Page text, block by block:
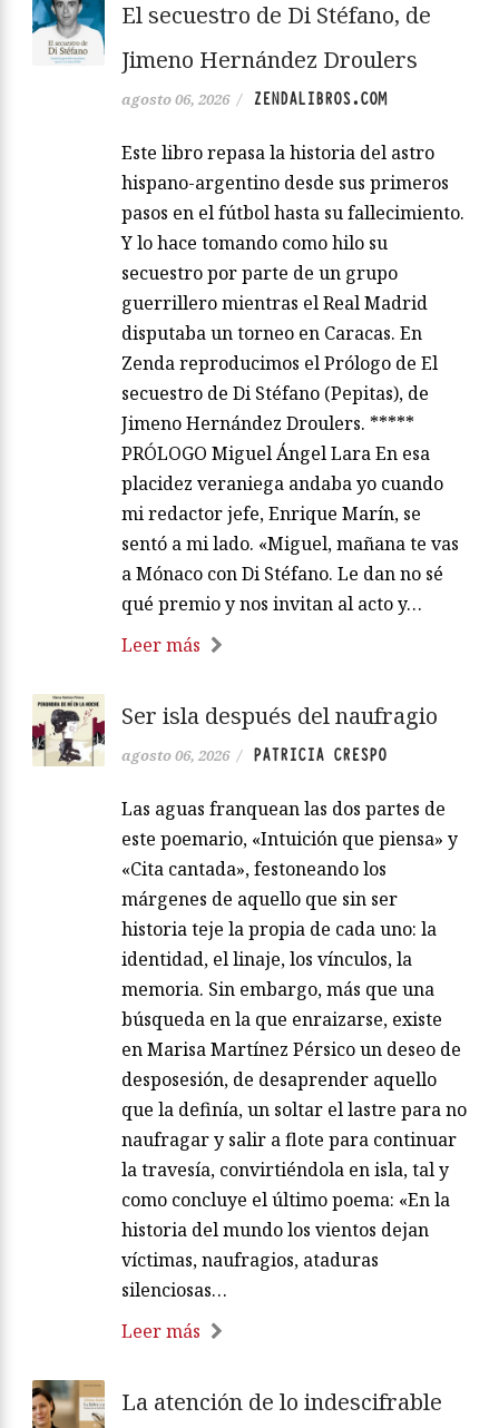
El secuestro de Di Stéfano, de
Jimeno Hernández Droulers
agosto 06, 2026 / ZENDALIBROS.COM
Este libro repasa la historia del astro
hispano-argentino desde sus primeros
pasos en el fútbol hasta su fallecimiento.
Y lo hace tomando como hilo su
secuestro por parte de un grupo
guerrillero mientras el Real Madrid
disputaba un torneo en Caracas. En
Zenda reproducimos el Prólogo de El
secuestro de Di Stéfano (Pepitas), de
Jimeno Hernández Droulers. *****
PRÓLOGO Miguel Ángel Lara En esa
placidez veraniega andaba yo cuando
mi redactor jefe, Enrique Marín, se
sentó a mi lado. «Miguel, mañana te vas
a Mónaco con Di Stéfano. Le dan no sé
qué premio y nos invitan al acto y…
Leer más
Ser isla después del naufragio
agosto 06, 2026 / PATRICIA CRESPO
Las aguas franquean las dos partes de
este poemario, «Intuición que piensa» y
«Cita cantada», festoneando los
márgenes de aquello que sin ser
historia teje la propia de cada uno: la
identidad, el linaje, los vínculos, la
memoria. Sin embargo, más que una
búsqueda en la que enraizarse, existe
en Marisa Martínez Pérsico un deseo de
desposesión, de desaprender aquello
que la definía, un soltar el lastre para no
naufragar y salir a flote para continuar
la travesía, convirtiéndola en isla, tal y
como concluye el último poema: «En la
historia del mundo los vientos dejan
víctimas, naufragios, ataduras
silenciosas…
Leer más
La atención de lo indescifrable